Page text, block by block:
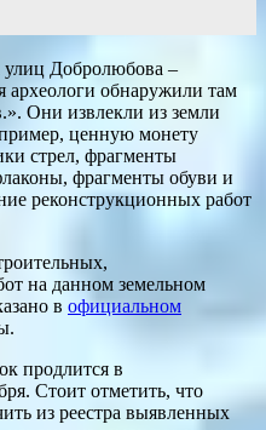
улиц Добролюбова –
обнаружили там
Они извлекли из земли
ценную монету
стрел, фрагменты
фрагменты обуви и
реконструкционных работ
на данном земельном
в официальном
продлится в
Стоит отметить, что
из реестра выявленных